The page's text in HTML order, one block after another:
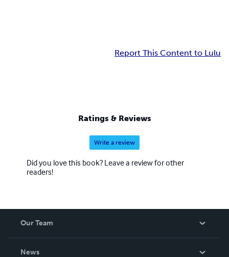
Report This Content to Lulu
Ratings & Reviews
Write a review
Did you love this book? Leave a review for other
readers!
Our Team
News